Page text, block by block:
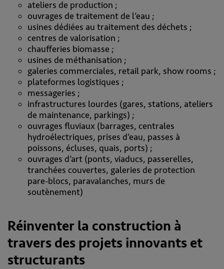
ateliers de production ;
ouvrages de traitement de l’eau ;
usines dédiées au traitement des déchets ;
centres de valorisation ;
chaufferies biomasse ;
usines de méthanisation ;
galeries commerciales, retail park, show rooms ;
plateformes logistiques ;
messageries ;
infrastructures lourdes (gares, stations, ateliers
de maintenance, parkings) ;
ouvrages fluviaux (barrages, centrales
hydroélectriques, prises d’eau, passes à
poissons, écluses, quais, ports) ;
ouvrages d’art (ponts, viaducs, passerelles,
tranchées couvertes, galeries de protection
pare-blocs, paravalanches, murs de
soutènement)
Réinventer la construction à
travers des projets innovants et
structurants